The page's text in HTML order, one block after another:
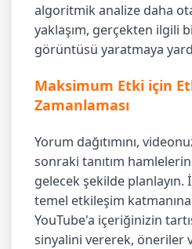
algoritmik analize daha
yaklaşım, gerçekten ilgili
görüntüsü yaratmaya
Maksimum Etki için
Zamanlaması
Yorum dağıtımını,
sonraki tanıtım
gelecek şekilde
temel etkileşim
YouTube'a içeriğinizin
sinyalini vererek, öneriler